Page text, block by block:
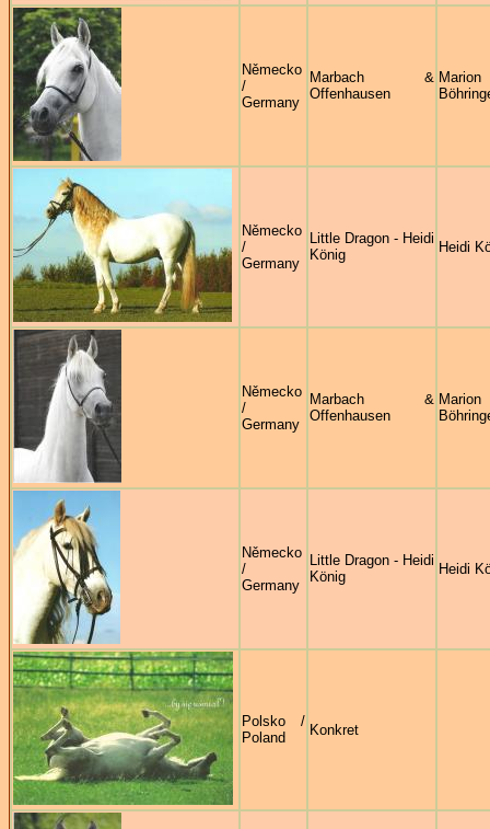
Německo
/
Germany
Marbach &
Offenhausen
Marion
Německo
/
Germany
Little Dragon - Heidi
König
Heidi
Německo
/
Germany
Marbach &
Offenhausen
Marion
Německo
/
Germany
Little Dragon - Heidi
König
Heidi
Polsko /
Poland
Konkret